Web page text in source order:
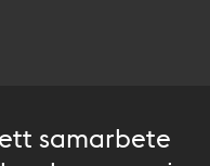
samarbete